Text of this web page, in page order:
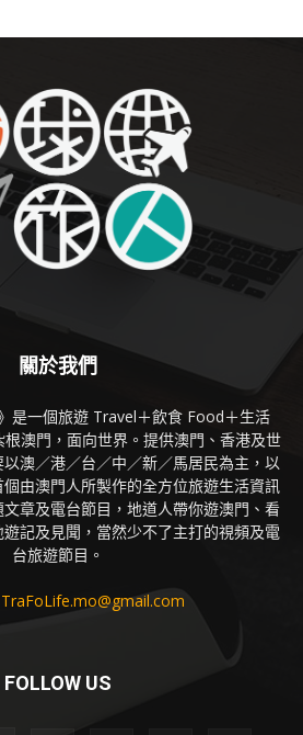
關於我們
是一個旅遊 Travel＋飲食 Food＋生活
澳門，面向世界。提供澳門、香港及世
澳／港／台／中／新／馬居民為主，以
由澳門人所製作的全方位旅遊生活資訊
章及電台節目，地道人帶你遊澳門、看
記及見聞，當然少不了主打的視頻及電
台旅遊節目。
TraFoLife.mo@gmail.com
FOLLOW US